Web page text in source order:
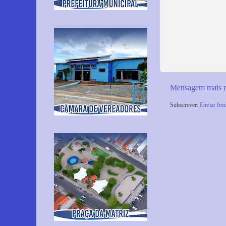
Mensagem mais
Subscrever: Enviar